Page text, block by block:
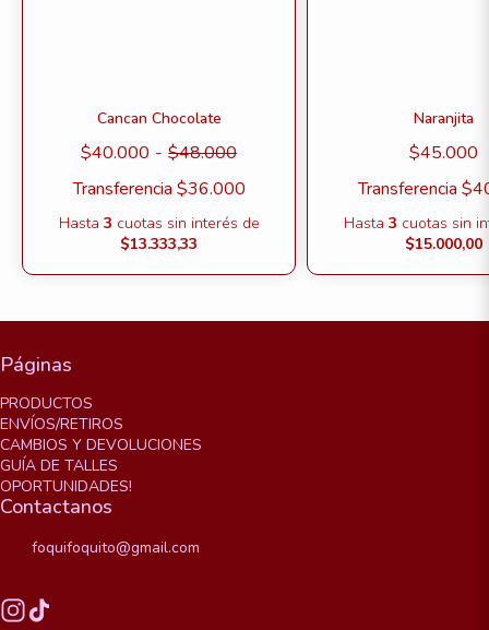
Cancan Chocolate
$40.000 - $48.000
Transferencia $36.000
Hasta 3 cuotas sin interés de
$13.333,33
Naranjita
$45.000
Transferencia
Hasta 3 cuotas sin
$15.000,00
Páginas
PRODUCTOS
ENVÍOS/RETIROS
CAMBIOS Y DEVOLUCIONES
GUÍA DE TALLES
OPORTUNIDADES!
Contactanos
foquifoquito@gmail.com